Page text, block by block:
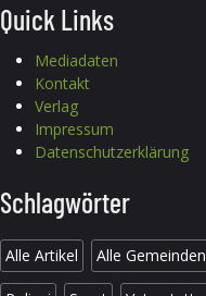
Quick Links
Mediadaten
Kontakt
Verlag
Impressum
Datenschutzerklärung
Schlagwörter
Alle Artikel Alle Gemeinden